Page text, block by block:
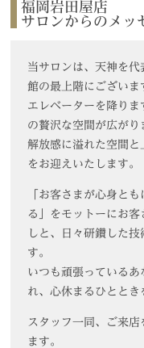
福岡岩田屋店
サロンからのメッ
当サロンは、天神を
館の最上階にございま
エレベーターを降り
の贅沢な空間が広がり
解放感に溢れた空間と
をお迎えいたします。
「お客さまが心身と
る」をモットーにお
しと、日々研鑽した
す。
いつも頑張っている
れ、心休まるひととき
スタッフ一同、ご来
ます。